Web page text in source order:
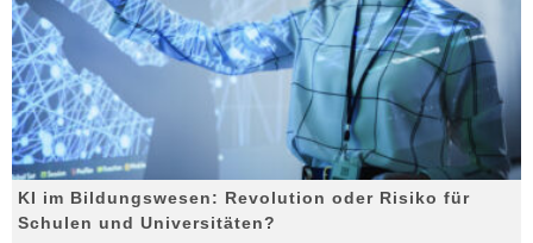
KI im Bildungswesen: Revolution oder Risiko für
Schulen und Universitäten?